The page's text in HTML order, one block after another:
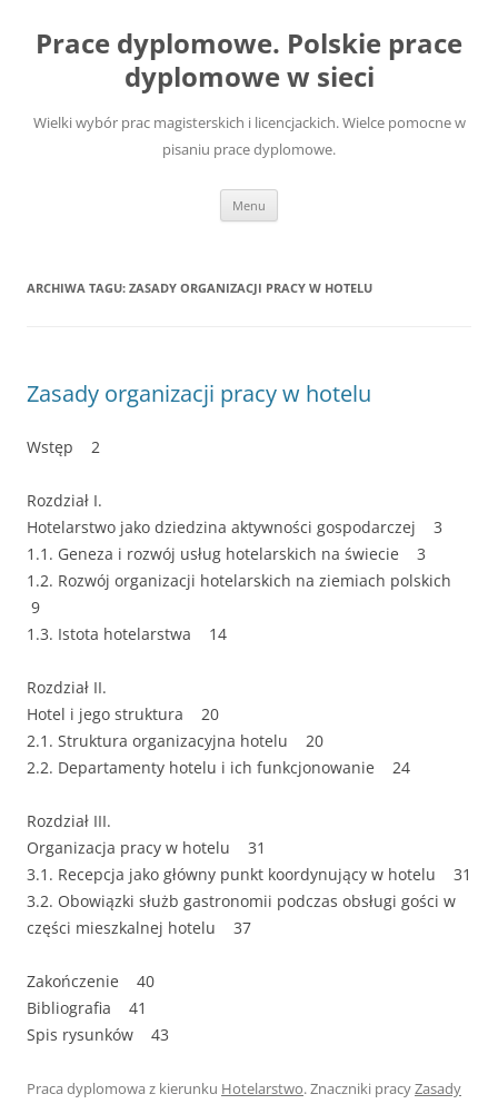
treści
Prace dyplomowe. Polskie prace
dyplomowe w sieci
Wielki wybór prac magisterskich i licencjackich. Wielce pomocne w
pisaniu prace dyplomowe.
Menu
ARCHIWA TAGU: ZASADY ORGANIZACJI PRACY W HOTELU
Zasady organizacji pracy w hotelu
Wstęp 2
Rozdział I.
Hotelarstwo jako dziedzina aktywności gospodarczej 3
1.1. Geneza i rozwój usług hotelarskich na świecie 3
1.2. Rozwój organizacji hotelarskich na ziemiach polskich
9
1.3. Istota hotelarstwa 14
Rozdział II.
Hotel i jego struktura 20
2.1. Struktura organizacyjna hotelu 20
2.2. Departamenty hotelu i ich funkcjonowanie 24
Rozdział III.
Organizacja pracy w hotelu 31
3.1. Recepcja jako główny punkt koordynujący w hotelu 31
3.2. Obowiązki służb gastronomii podczas obsługi gości w
części mieszkalnej hotelu 37
Zakończenie 40
Bibliografia 41
Spis rysunków 43
Praca dyplomowa z kierunku Hotelarstwo. Znaczniki pracyZasady